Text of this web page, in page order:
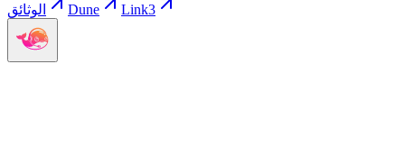
الوثائق Dune Link3